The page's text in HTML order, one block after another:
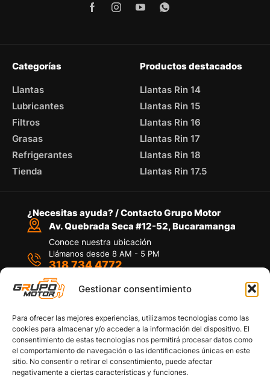
Gestionar consentimiento
Para ofrecer las mejores experiencias, utilizamos tecnologías como las
cookies para almacenar y/o acceder a la información del dispositivo. El
consentimiento de estas tecnologías nos permitirá procesar datos como
el comportamiento de navegación o las identificaciones únicas en este
sitio. No consentir o retirar el consentimiento, puede afectar
negativamente a ciertas características y funciones.
Categorías
Llantas
Lubricantes
Filtros
Grasas
Refrigerantes
Tienda
Productos destacados
Llantas Rin 14
Llantas Rin 15
Llantas Rin 16
Llantas Rin 17
Llantas Rin 18
Llantas Rin 17.5
¿Necesitas ayuda? / Contacto Grupo Motor
Av. Quebrada Seca #12-52, Bucaramanga
Conoce nuestra ubicación
Llámanos desde 8 AM - 5 PM
318 734 4772
Por medio de WhatsApp
Políticas de privacidad
Política de devoluciones y/o reembolsos